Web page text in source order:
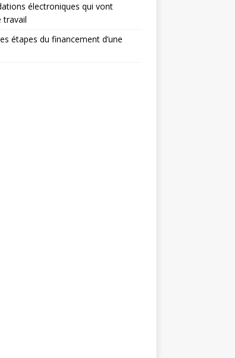
électroniques qui vont
travail
étapes du financement d’une